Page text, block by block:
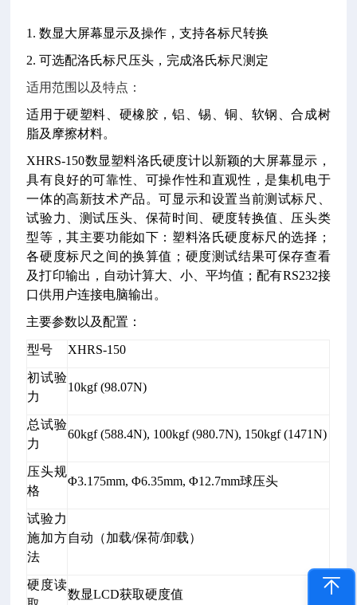
1. 数显大屏幕显示及操作，支持各标尺转换
2. 可选配洛氏标尺压头，完成洛氏标尺测定
适用范围以及特点：
适用于硬塑料、硬橡胶，铝、锡、铜、软钢、合成树
脂及摩擦材料。
XHRS-150数显塑料洛氏硬度计以新颖的大屏幕显示，
具有良好的可靠性、可操作性和直观性，是集机电于
一体的高新技术产品。可显示和设置当前测试标尺、
试验力、测试压头、保荷时间、硬度转换值、压头类
型等，其主要功能如下：塑料洛氏硬度标尺的选择；
各硬度标尺之间的换算值；硬度测试结果可保存查看
及打印输出，自动计算大、小、平均值；配有RS232接
口供用户连接电脑输出。
主要参数以及配置：
型号 XHRS-150
初试验
力
10kgf (98.07N)
总试验
力
60kgf (588.4N), 100kgf (980.7N), 150kgf (1471N)
压头规
格
Φ3.175mm, Φ6.35mm, Φ12.7mm球压头
试验力
施加方
法
自动（加载/保荷/卸载）
硬度读
数显LCD获取硬度值